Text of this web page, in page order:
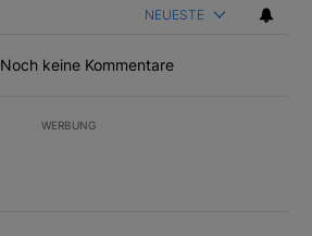
NEUESTE
Noch keine Kommentare
WERBUNG